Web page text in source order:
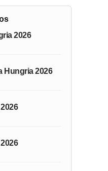
2026
Hungria 2026